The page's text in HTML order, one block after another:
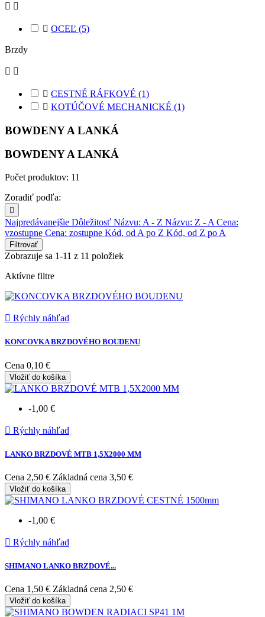
 
 OCEĽ (5)
Brzdy
 
 CESTNÉ RÁFKOVÉ (1)
 KOTÚČOVÉ MECHANICKÉ (1)
BOWDENY A LANKÁ
BOWDENY A LANKÁ
Počet produktov: 11
Zoradiť podľa:

Najpredávanejšie Dôležitosť Názvu: A - Z Názvu: Z - A Cena:
vzostupne Cena: zostupne Kód, od A po Z Kód, od Z po A
Filtrovať
Zobrazuje sa 1-11 z 11 položiek
Aktívne filtre
 Rýchly náhľad
KONCOVKA BRZDOVÉHO BOUDENU
Cena 0,10 €
Vložiť do košíka
-1,00 €
 Rýchly náhľad
LANKO BRZDOVÉ MTB 1,5X2000 MM
Cena 2,50 € Základná cena 3,50 €
Vložiť do košíka
-1,00 €
 Rýchly náhľad
SHIMANO LANKO BRZDOVÉ...
Cena 1,50 € Základná cena 2,50 €
Vložiť do košíka